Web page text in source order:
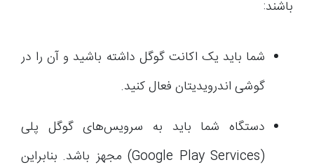
باشند:
شما باید یک اکانت گوگل داشته باشید و آن را در
گوشی اندرویدیتان فعال کنید.
دستگاه شما باید به سرویس‌های گوگل پلی
(Google Play Services) مجهز باشد. بنابراین